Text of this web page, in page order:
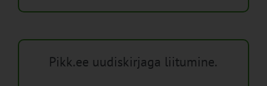
Pikk.ee uudiskirjaga liitumine.